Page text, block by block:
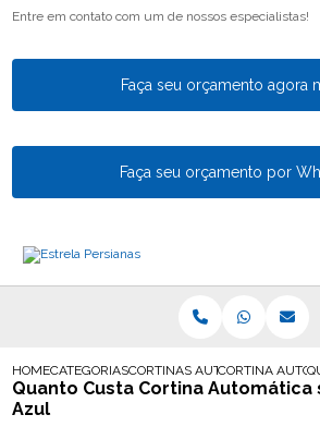
Entre em contato com um de nossos especialistas!
Faça seu orçamento agora
Faça seu orçamento por
HOMECATEGORIASCORTINAS AUTOMATICAS
CORTINA
Quanto Custa Cortina Automática
Azul